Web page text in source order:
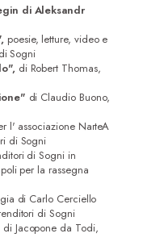
di Aleksandr
poesie, letture, video e
Sogni
di Robert Thomas,
di Claudio Buono,
l' associazione NarteA
di Sogni
di Sogni in
per la rassegna
di Carlo Cerciello
di Sogni
di Jacopone da Todi,